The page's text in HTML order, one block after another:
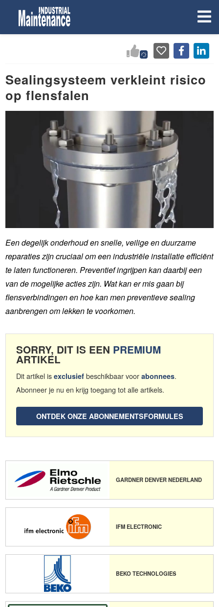
Sealingsysteem verkleint risico
op flensfalen
Een degelijk onderhoud en snelle, veilige en duurzame
reparaties zijn cruciaal om een industriële installatie efficiënt
te laten functioneren. Preventief ingrijpen kan daarbij een
van de mogelijke acties zijn. Wat kan er mis gaan bij
flensverbindingen en hoe kan men preventieve sealing
aanbrengen om lekken te voorkomen.
SORRY, DIT IS EEN PREMIUM
ARTIKEL
Dit artikel is exclusiefbeschikbaar voor abonnees.
Abonneer je nu en krijg toegang tot alle artikels.
ONTDEK ONZE ABONNEMENTSFORMULES
GARDNER DENVER NEDERLAND
IFM ELECTRONIC
BEKO TECHNOLOGIES